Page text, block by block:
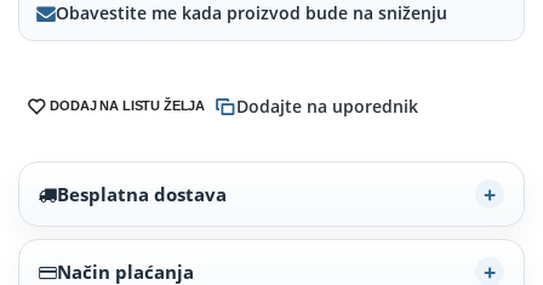
Obavestite me kada proizvod bude na sniženju
DODAJ NA LISTU ŽELJA Dodajte na uporednik
Besplatna dostava
Način plaćanja